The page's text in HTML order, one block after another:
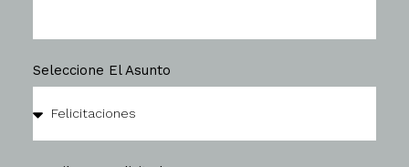
Seleccione El Asunto